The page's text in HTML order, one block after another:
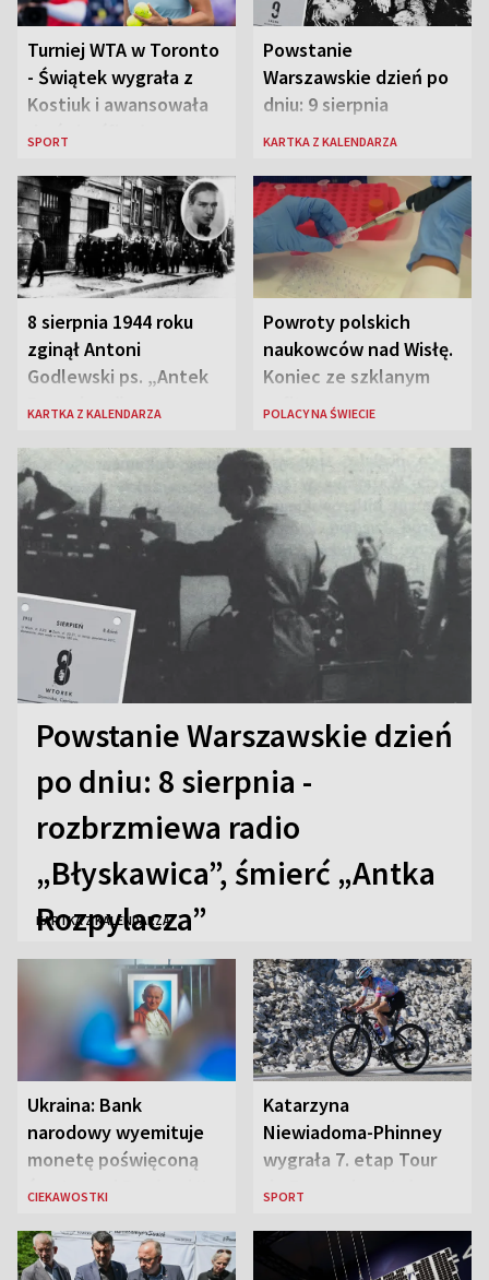
Turniej WTA w Toronto
- Świątek wygrała z
Kostiuk i awansowała
do ćwierćfinału
SPORT
Powstanie
Warszawskie dzień po
dniu: 9 sierpnia
KARTKA Z KALENDARZA
8 sierpnia 1944 roku
zginął Antoni
Godlewski ps. „Antek
Rozpylacz”
KARTKA Z KALENDARZA
Powroty polskich
naukowców nad Wisłę.
Koniec ze szklanym
sufitem
POLACY NA ŚWIECIE
Powstanie Warszawskie dzień
po dniu: 8 sierpnia -
rozbrzmiewa radio
„Błyskawica”, śmierć „Antka
Rozpylacza”
KARTKA Z KALENDARZA
Ukraina: Bank
narodowy wyemituje
monetę poświęconą
św. Janowi Pawłowi II
CIEKAWOSTKI
Katarzyna
Niewiadoma-Phinney
wygrała 7. etap Tour
de France i została
SPORT